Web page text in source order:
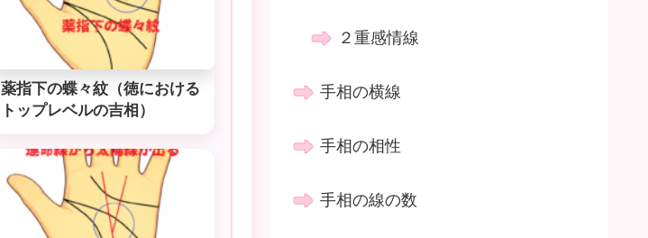
薬指下の蝶々紋（徳における
トップレベルの吉相）
２重感情線
手相の横線
手相の相性
手相の線の数